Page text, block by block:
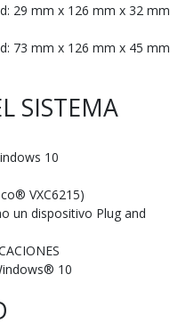
29 mm x 126 mm x 32 mm
73 mm x 126 mm x 45 mm
SISTEMA
10
VXC6215)
un dispositivo Plug and
10